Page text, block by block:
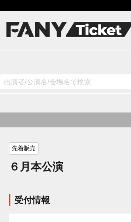
先着販売
６月本公演
受付情報